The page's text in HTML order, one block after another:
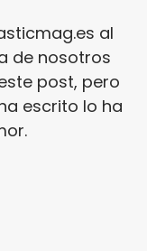
al
de nosotros
post, pero
escrito lo ha